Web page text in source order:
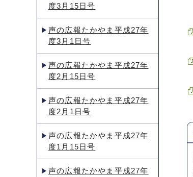
度3月15日号
声の広報たかやま平成27年
度3月1日号
声の広報たかやま平成27年
度2月15日号
声の広報たかやま平成27年
度2月1日号
声の広報たかやま平成27年
度1月15日号
声の広報たかやま平成27年